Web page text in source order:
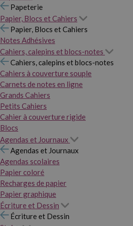
Papeterie
Papier, Blocs et Cahiers
Papier, Blocs et Cahiers
Notes Adhésives
Cahiers, calepins et blocs-notes
Cahiers, calepins et blocs-notes
Cahiers à couverture souple
Carnets de notes en ligne
Grands Cahiers
Petits Cahiers
Cahier à couverture rigide
Blocs
Agendas et Journaux
Agendas et Journaux
Agendas scolaires
Papier coloré
Recharges de papier
Papier graphique
Écriture et Dessin
Écriture et Dessin